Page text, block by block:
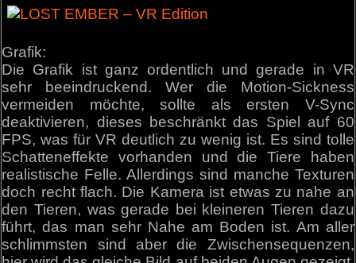
Grafik:
Die Grafik ist ganz ordentlich und gerade in VR
sehr beeindruckend. Wer die Motion-Sickness
vermeiden möchte, sollte als ersten V-Sync
deaktivieren, dieses beschränkt das Spiel auf 60
FPS, was für VR deutlich zu wenig ist. Es sind tolle
Schatteneffekte vorhanden und die Tiere haben
realistische Felle. Allerdings sind manche Texturen
doch recht flach. Die Kamera ist etwas zu nahe an
den Tieren, was gerade bei kleineren Tieren dazu
führt, das man sehr Nahe am Boden ist. Am aller
schlimmsten sind aber die Zwischensequenzen,